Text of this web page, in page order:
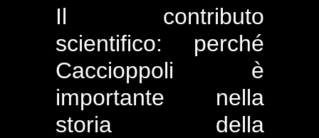
Il contributo
scientifico: perché
Caccioppoli è
importante nella
storia della